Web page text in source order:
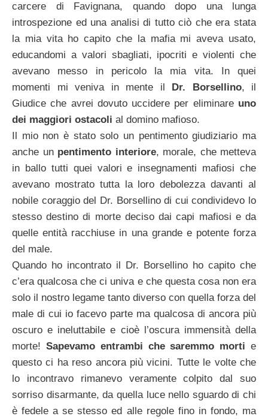
carcere di Favignana, quando dopo una lunga
introspezione ed una analisi di tutto ciò che era stata
la mia vita ho capito che la mafia mi aveva usato,
educandomi a valori sbagliati, ipocriti e violenti che
avevano messo in pericolo la mia vita. In quei
momenti mi veniva in mente il Dr. Borsellino, il
Giudice che avrei dovuto uccidere per eliminare uno
dei maggiori ostacoli al domino mafioso.
Il mio non è stato solo un pentimento giudiziario ma
anche un pentimento interiore, morale, che metteva
in ballo tutti quei valori e insegnamenti mafiosi che
avevano mostrato tutta la loro debolezza davanti al
nobile coraggio del Dr. Borsellino di cui condividevo lo
stesso destino di morte deciso dai capi mafiosi e da
quelle entità racchiuse in una grande e potente forza
del male.
Quando ho incontrato il Dr. Borsellino ho capito che
c’era qualcosa che ci univa e che questa cosa non era
solo il nostro legame tanto diverso con quella forza del
male di cui io facevo parte ma qualcosa di ancora più
oscuro e ineluttabile e cioè l’oscura immensità della
morte! Sapevamo entrambi che saremmo morti e
questo ci ha reso ancora più vicini. Tutte le volte che
lo incontravo rimanevo veramente colpito dal suo
sorriso disarmante, da quella luce nello sguardo di chi
è fedele a se stesso ed alle regole fino in fondo, ma